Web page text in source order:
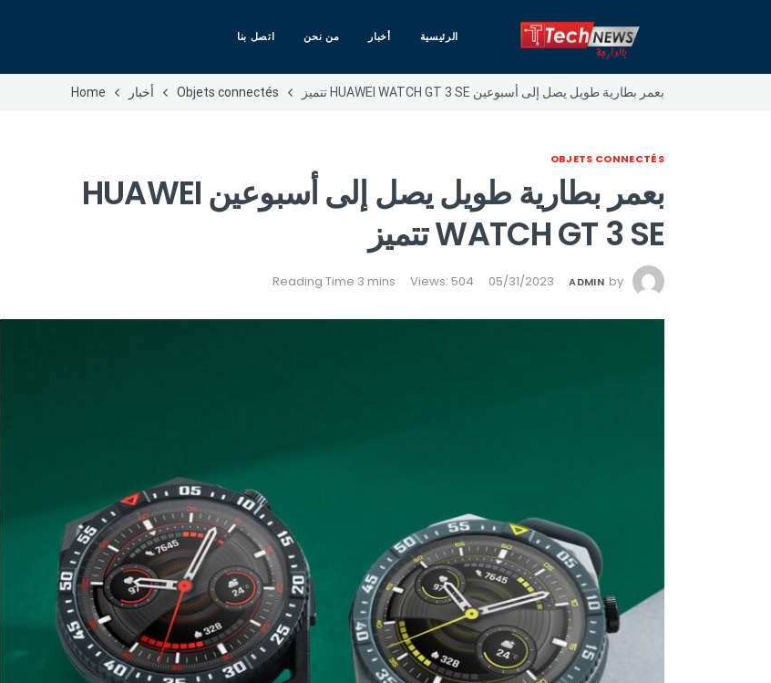
الرئيسية أخبار من نحن اتصل بنا
بعمر بطارية طويل يصل إلى أسبوعين HUAWEI WATCH GT 3 SE تتميز Objets connectés أخبار Home
OBJETS CONNECTÉS
بعمر بطارية طويل يصل إلى أسبوعين HUAWEI
WATCH GT 3 SE تتميز
by
ADMIN
05/31/2023
Views: 504